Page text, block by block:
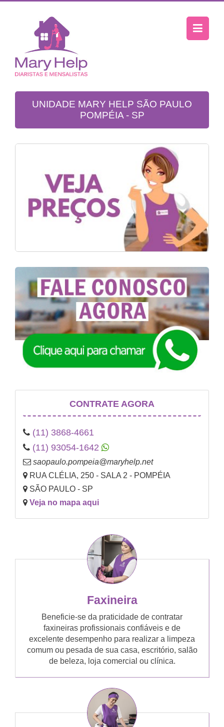
UNIDADE MARY HELP SÃO PAULO
POMPÉIA - SP
CONTRATE AGORA
(11) 3868-4661
(11) 93054-1642
saopaulo.pompeia@maryhelp.net
RUA CLÉLIA, 250 - SALA 2 - POMPÉIA
SÃO PAULO - SP
Veja no mapa aqui
Faxineira
Beneficie-se da praticidade de contratar
faxineiras profissionais confiáveis e de
excelente desempenho para realizar a limpeza
comum ou pesada de sua casa, escritório, salão
de beleza, loja comercial ou clínica.